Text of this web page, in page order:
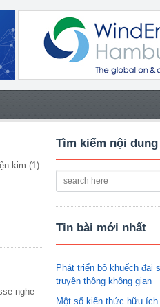
kim (1)
nghe
Tìm kiếm nội dung
Tin bài mới nhất
Phát triển bộ khuếch đại
truyền thông không gian
Một số kiến thức hữu